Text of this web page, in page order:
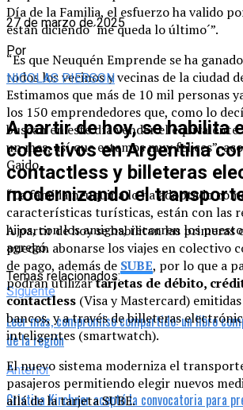
Día de la Familia, el esfuerzo ha valido
están diciendo ´me queda lo último´”.
“Es que Neuquén Emprende se ha
todos los vecinos y vecinas de la ciudad
Estimamos que más de 10 mil personas
los 150 emprendedores que, como lo
buscan en este día vender el equivalente
un mes, así que estamos muy felices”,
Gaido.
“La familia neuquina lo ha adoptado
características turísticas, están con las
hijos, con los amigos, recorren los
agregó.
Temas relacionados:
Siguente
Leer más, compromiso compartido: un libro
de la región
Anterior
Cristina Kirchner aceptó la convocatoria para
27 de marzo de 2025
Por
NICOLAS PIERSON
A partir de hoy, se habilita
colectivos en Argentina
contactless y billeteras
modernizando el
A partir de hoy se habilitan las primeras
puedan abonarse los viajes en colectivo
de pago, además de SUBE, por lo que a
podrán utilizartarjetas de débito,
contactless (Visa y Mastercard)
bancos, y a través de billeteras
inteligentes (smartwatch).
El nuevo sistema moderniza el
pasajeros permitiendo elegir nuevos
allá de la tarjeta SUBE.